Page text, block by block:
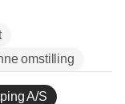
omstilling
A/S